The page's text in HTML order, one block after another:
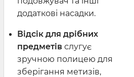
додаткові насадки.
Відсік для дрібних
предметів слугує
зручною полицею для
зберігання метизів,